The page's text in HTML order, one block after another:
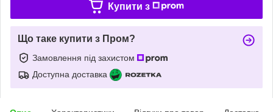
Купити з
Що таке купити з Пром?
Замовлення під захистом
Доступна доставка